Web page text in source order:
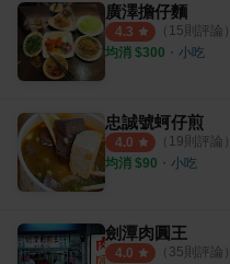
廣澤擔仔麵
4.3 （ 15則評論）
均消 $300 ・ 小吃
忠誠號蚵仔煎
4.0 （ 19則評論）
均消 $90 ・ 小吃
劍潭肉圓王
4.0 （ 35則評論）